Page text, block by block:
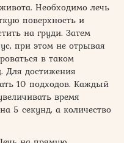
Необходимо лечь
поверхность и
на груди. Затем
при этом не отрывая
в таком
Для достижения
10 подходов. Каждый
время
5 секунд, а количество